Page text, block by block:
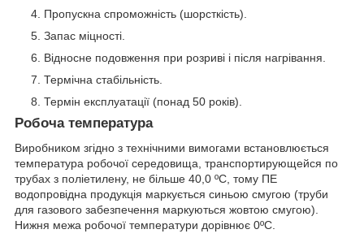
Пропускна спроможність (шорсткість).
Запас міцності.
Відносне подовження при розриві і після нагрівання.
Термічна стабільність.
Термін експлуатації (понад 50 років).
Робоча температура
Виробником згідно з технічними вимогами встановлюється
температура робочої середовища, транспортирующейся по
трубах з поліетилену, не більше 40,0 ºС, тому ПЕ
водопровідна продукція маркується синьою смугою (труби
для газового забезпечення маркуються жовтою смугою).
Нижня межа робочої температури дорівнює 0ºС.